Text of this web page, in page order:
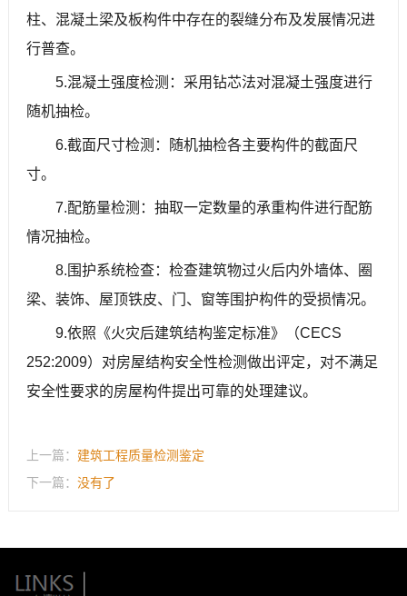
柱、混凝土梁及板构件中存在的裂缝分布及发展情况进
行普查。
5.混凝土强度检测：采用钻芯法对混凝土强度进行
随机抽检。
6.截面尺寸检测：随机抽检各主要构件的截面尺
寸。
7.配筋量检测：抽取一定数量的承重构件进行配筋
情况抽检。
8.围护系统检查：检查建筑物过火后内外墙体、圈
梁、装饰、屋顶铁皮、门、窗等围护构件的受损情况。
9.依照《火灾后建筑结构鉴定标准》（CECS
252:2009）对房屋结构安全性检测做出评定，对不满足
安全性要求的房屋构件提出可靠的处理建议。
上一篇： 建筑工程质量检测鉴定
下一篇： 没有了